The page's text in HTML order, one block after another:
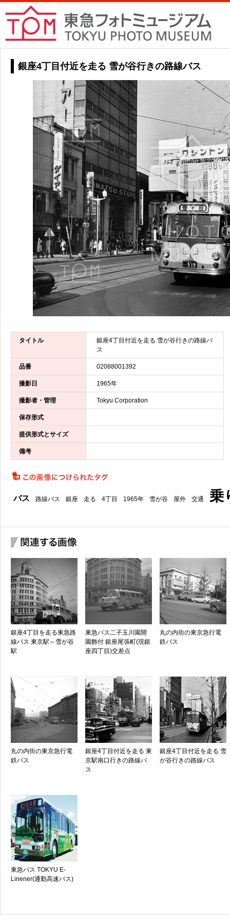
銀座4丁目付近を走る 雪が谷行きの路線バス
タイトル
銀座4丁目付近を走る 雪が谷行きの路線バ
ス
品番 02088001392
撮影日 1965年
撮影者・管理 Tokyu Corporation
保存形式
提供形式とサイズ
備考
バス 路線バス 銀座 走る 4丁目 1965年 雪が谷 屋外 交通 乗
銀座4丁目を走る東急路
線バス 東京駅～雪が谷
駅
東急バス二子玉川園開
園飾付 銀座尾張町(現銀
座四丁目)交差点
丸の内街の東京急行電
鉄バス
丸の内街の東京急行電
鉄バス
銀座4丁目付近を走る 東
京駅南口行きの路線バ
ス
銀座4丁目付近を走る 雪
が谷行きの路線バス
東急バス TOKYU E-
Linener(通勤高速バス)